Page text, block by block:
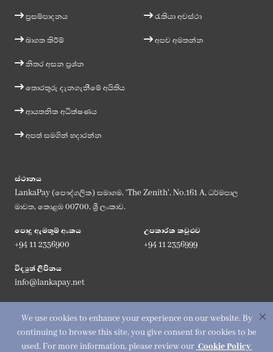
We use cookies to enhance your experience on our website. By
continuing to browse this site, you give consent for cookies to be
used. For more information, please review our Cookie Policy
ප්‍රසම්පාදනය
බාගත කිරීම්
නිතර අසන ප්‍රශ්න
තොරතුරු දැනගැනීමේ අයිතිය
ආයතනික අධීක්ෂණය
අපත් සමගින් හදාරන්න
රැකියා අවස්ථා
අපව අමතන්න
ස්ථානය
LankaPay (පෞද්ගලික) සමාගම, ‘The Zenith', No.161 A, ධර්මපාල
මාවත, කොළඹ 00700, ශ්‍රී ලංකාව.
පොදු ඇමතුම් අංකය
+94 11 2356900
උපකාරක කවුළුව
+94 11 2356999
විද්‍යුත් ලිපිනය
info@lankapay.net
අප සමග එක්වන්න :